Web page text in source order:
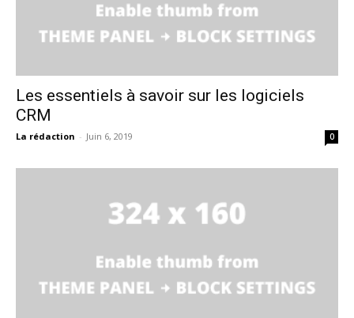
Les essentiels à savoir sur les logiciels
CRM
La rédaction - Juin 6, 2019 0